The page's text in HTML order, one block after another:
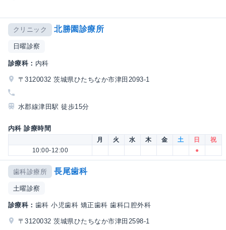
クリニック 北勝園診療所
日曜診察
診療科： 内科
〒3120032 茨城県ひたちなか市津田2093-1
水郡線津田駅 徒歩15分
内科 診療時間
月 火 水 木 金 土 日
祝
10:00-12:00
●
歯科診療所 長尾歯科
土曜診察
診療科： 歯科 小児歯科 矯正歯科 歯科口腔外科
〒3120032 茨城県ひたちなか市津田2598-1